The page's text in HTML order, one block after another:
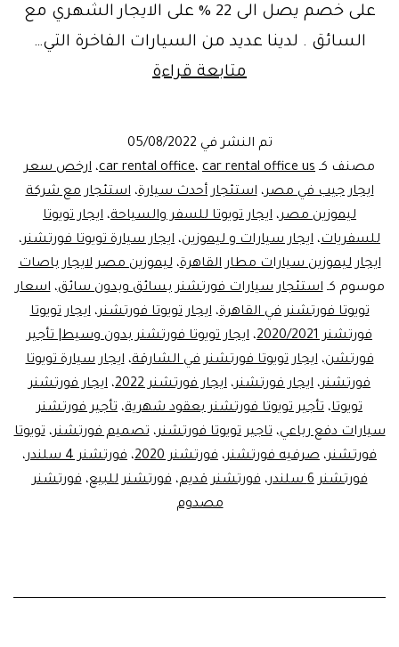
على خصم يصل الى 22 % على الايجار الشهري مع
السائق . لدينا عديد من السيارات الفاخرة التي…
متابعة قراءة
..ايجار
السيارة
تويوتا
فورتشنر
تم النشر في 05/08/2022
مصنف كـ
car rental office، car rental office us ، ارخص سعر
ايجار جيب في مصر،استئجار أحدث سيارة،استئجار مع شركة
ليموزين مصر، ايجار تويوتا للسفر والسياحة، ايجار تويوتا
للسفريات، ايجار سيارات و ليموزين، ايجار سيارة تويوتا فورتشنر،
ايجار ليموزين سيارات مطار القاهرة،ليموزين مصر لايجار باصات
موسوم كـاستئجار سيارات فورتشنر بسائق وبدون سائق،اسعار
تويوتا فورتشنر في القاهرة،ايجار تويوتا فورتشنر،ايجار تويوتا
فورتشنر 2020/2021
، ايجار تويوتا فورتشنر بدون وسيط| تأجير
فورتشن،ايجار تويوتا فورتشنر في الشارقة،ايجار سيارة تويوتا
فورتشنر، ايجار فورتشنر، ايجار فورتشنر 2022 ، ايجار فورتشنر
تويوتا، تأجير تويوتا فورتشنر بعقود شهرية، تأجير فورتشنر
سيارات دفع رباعي،تاجير تويوتا فورتشنر،تصميم فورتشنر،تويوتا
فورتشنر، صرفيه فورتشنر، فورتشنر 2020 ، فورتشنر 4 سلندر
،
فورتشنر 6 سلندر
،فورتشنر قديم،فورتشنر للبيع،فورتشنر
مصدوم